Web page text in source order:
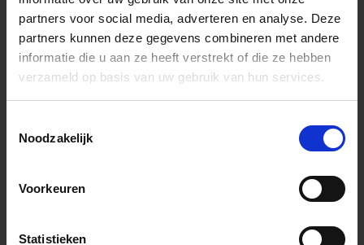
partners voor social media, adverteren en analyse. Deze
partners kunnen deze gegevens combineren met andere
informatie die u aan ze heeft verstrekt of die ze hebben
verzameld op basis van uw gebruik van hun services.
Noodzakelijk
Voorkeuren
Statistieken
overschrijvingen
Om fraude en vergissingen te voorkomen,
controleren banken voortaan automatisch of de
naam van de begunstigde overeenkomt met de
naam van de rekeninghouder.
Is er een verschil? Dan krijgt u een melding. Als het
rekeningnummer klopt, wordt uw overschrijving